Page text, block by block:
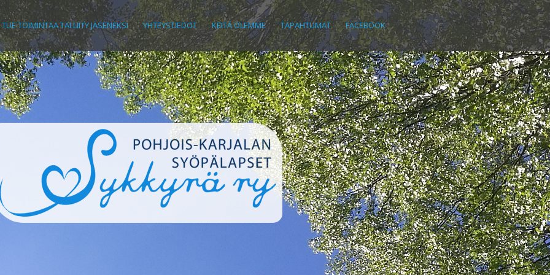
TUE TOIMINTAA TAI LIITY JÄSENEKSI YHTEYSTIEDOT KEITÄ OLEMME TAPAHTUMAT FACEBOOK